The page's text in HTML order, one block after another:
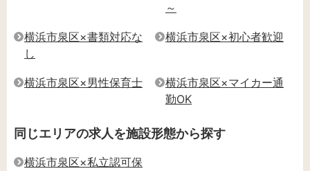
～
横浜市泉区×書類対応な
し
横浜市泉区×初心者歓迎
横浜市泉区×男性保育士
横浜市泉区×マイカー通
勤OK
同じエリアの求人を施設形態から探す
横浜市泉区×私立認可保